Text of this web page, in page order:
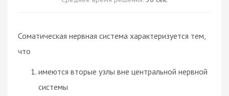
Соматическая нервная система характеризуется тем,
что
имеются вторые узлы вне центральной нервной
системы